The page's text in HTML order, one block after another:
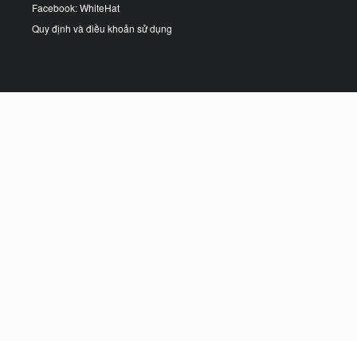
Facebook: WhiteHat
Quy định và điều khoản sử dụng